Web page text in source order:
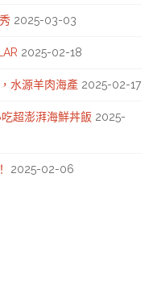
2025-03-03
2025-02-18
水源羊肉海產 2025-02-17
超澎湃海鮮丼飯 2025-
2025-02-06